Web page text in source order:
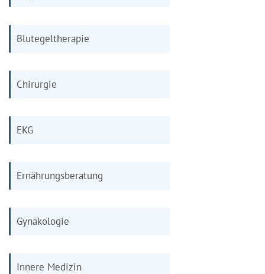
Blutegeltherapie
Chirurgie
EKG
Ernährungsberatung
Gynäkologie
Innere Medizin